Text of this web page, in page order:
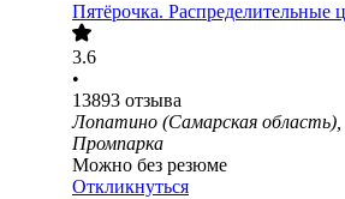
Пятёрочка. Распределительные
3.6
•
13893 отзыва
Лопатино (Самарская
Промпарка
Можно без резюме
Откликнуться